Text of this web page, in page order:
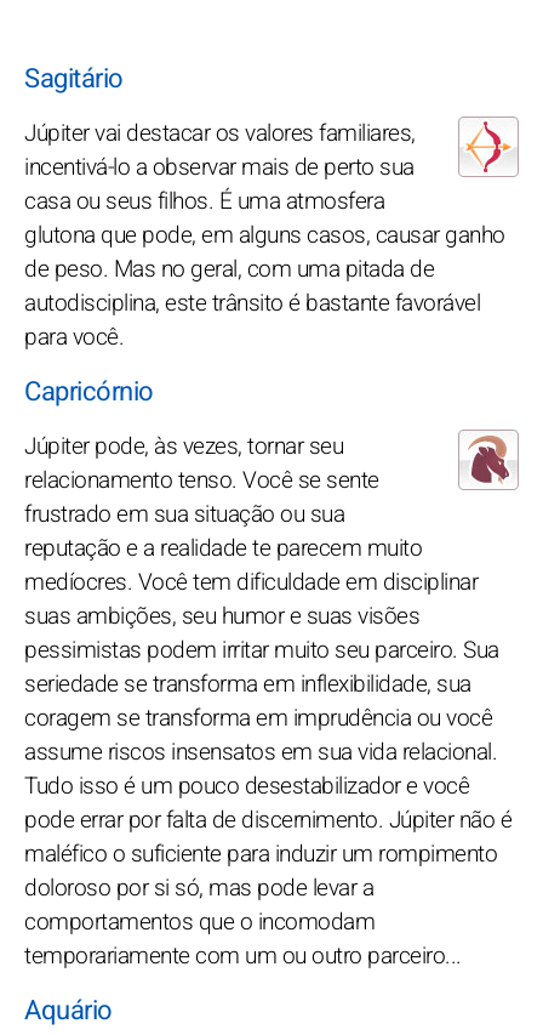
Sagitário
Júpiter vai destacar os valores familiares,
incentivá-lo a observar mais de perto sua
casa ou seus filhos. É uma atmosfera
glutona que pode, em alguns casos, causar ganho
de peso. Mas no geral, com uma pitada de
autodisciplina, este trânsito é bastante favorável
para você.
Capricórnio
Júpiter pode, às vezes, tornar seu
relacionamento tenso. Você se sente
frustrado em sua situação ou sua
reputação e a realidade te parecem muito
medíocres. Você tem dificuldade em disciplinar
suas ambições, seu humor e suas visões
pessimistas podem irritar muito seu parceiro. Sua
seriedade se transforma em inflexibilidade, sua
coragem se transforma em imprudência ou você
assume riscos insensatos em sua vida relacional.
Tudo isso é um pouco desestabilizador e você
pode errar por falta de discernimento. Júpiter não é
maléfico o suficiente para induzir um rompimento
doloroso por si só, mas pode levar a
comportamentos que o incomodam
temporariamente com um ou outro parceiro...
Aquário